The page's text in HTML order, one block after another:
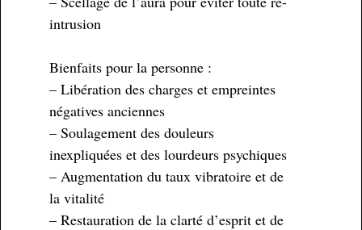
intrusion
Bienfaits pour la personne :
– Libération des charges et empreintes
négatives anciennes
– Soulagement des douleurs
inexpliquées et des lourdeurs psychiques
– Augmentation du taux vibratoire et de
la vitalité
– Restauration de la clarté d’esprit et de